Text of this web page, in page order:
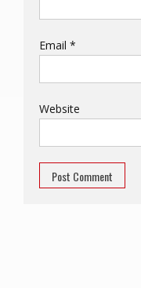
Email *
Website